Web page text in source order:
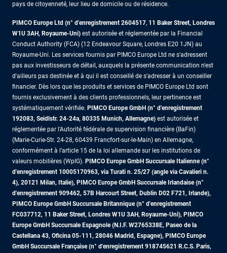
pays de citoyenneté, leur lieu de domicile ou de résidence.
PIMCO Europe Ltd (n° d'enregistrement 2604517, 11 Baker Street, Londres
W1U 3AH, Royaume-Uni) est autorisée et réglementée par la Financial
Conduct Authority (FCA) (12 Endeavour Square, Londres E20 1JN) au
Royaume-Uni. Les services fournis par PIMCO Europe Ltd ne s'adressent
pas aux investisseurs de détail, auxquels la présente communication n'est
d'ailleurs pas destinée et à qui il est conseillé de s'adresser à un conseiller
financier. Dès lors que les produits et services de PIMCO Europe Ltd sont
fournis exclusivement à des clients professionnels, leur pertinence est
systématiquement vérifiée. PIMCO Europe GmbH (n° d'enregistrement
192083, Seidlstr. 24-24a, 80335 Munich, Allemagne) est autorisée et
réglementée par l'Autorité fédérale de supervision financière (BaFin)
(Marie-Curie-Str. 24-28, 60439 Francfort-sur-le-Main) en Allemagne,
conformément à l’article 15 de la loi allemande sur les institutions de
valeurs mobilières (WpIG). PIMCO Europe GmbH Succursale Italienne (n°
d'enregistrement 10005170963, via Turati n. 25/27 (angle via Cavalieri n.
4), 20121 Milan, Italie), PIMCO Europe GmbH Succursale Irlandaise (n°
d'enregistrement 909462, 57B Harcourt Street, Dublin D02 F721, Irlande),
PIMCO Europe GmbH Succursale Britannique (n° d'enregistrement
FC037712, 11 Baker Street, Londres W1U 3AH, Royaume-Uni), PIMCO
Europe GmbH Succursale Espagnole (N.I.F. W2765338E, Paseo de la
Castellana 43, Oficina 05-111, 28046 Madrid, Espagne), PIMCO Europe
GmbH Succursale Française (n° d'enregistrement 918745621 R.C.S. Paris,